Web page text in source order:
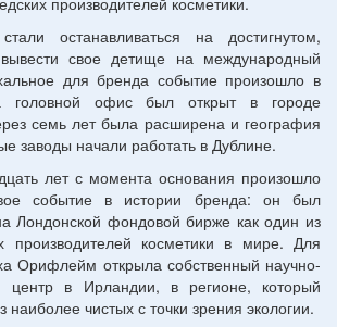
останавливаться на достигнутом,
свое детище на международный
для бренда событие произошло в
головной офис был открыт в городе
семь лет была расширена и география
заводы начали работать в Дублине.
лет с момента основания произошло
событие в истории бренда: он был
Лондонской фондовой бирже как один из
производителей косметики в мире. Для
Орифлейм открыла собственный научно-
центр в Ирландии, в регионе, который
наиболее чистых с точки зрения экологии.